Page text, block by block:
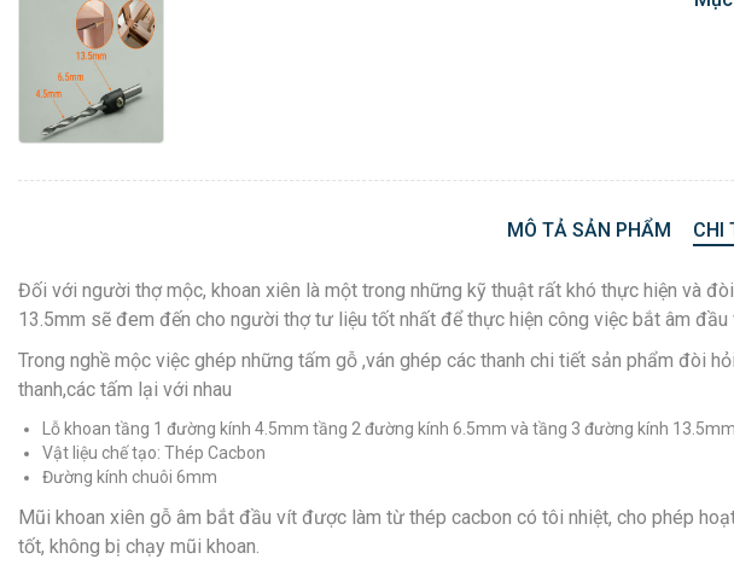
MÔ TẢ SẢN PHẨM CHI
Đối với người thợ mộc, khoan xiên là một trong những kỹ thuật rất khó thực hiện và
13.5mm sẽ đem đến cho người thợ tư liệu tốt nhất để thực hiện công việc bắt âm đầu
Trong nghề mộc việc ghép những tấm gỗ ,ván ghép các thanh chi tiết sản phẩm đòi
thanh,các tấm lại với nhau
Lỗ khoan tầng 1 đường kính 4.5mm tầng 2 đường kính 6.5mm và tầng 3 đường kính 13.5mm
Vật liệu chế tạo: Thép Cacbon
Đường kính chuôi 6mm
Mũi khoan xiên gỗ âm bắt đầu vít được làm từ thép cacbon có tôi nhiệt, cho phép
tốt, không bị chạy mũi khoan.